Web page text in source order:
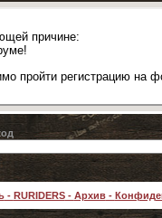
причине:
пройти регистрацию на
- RURIDERS- Архив-